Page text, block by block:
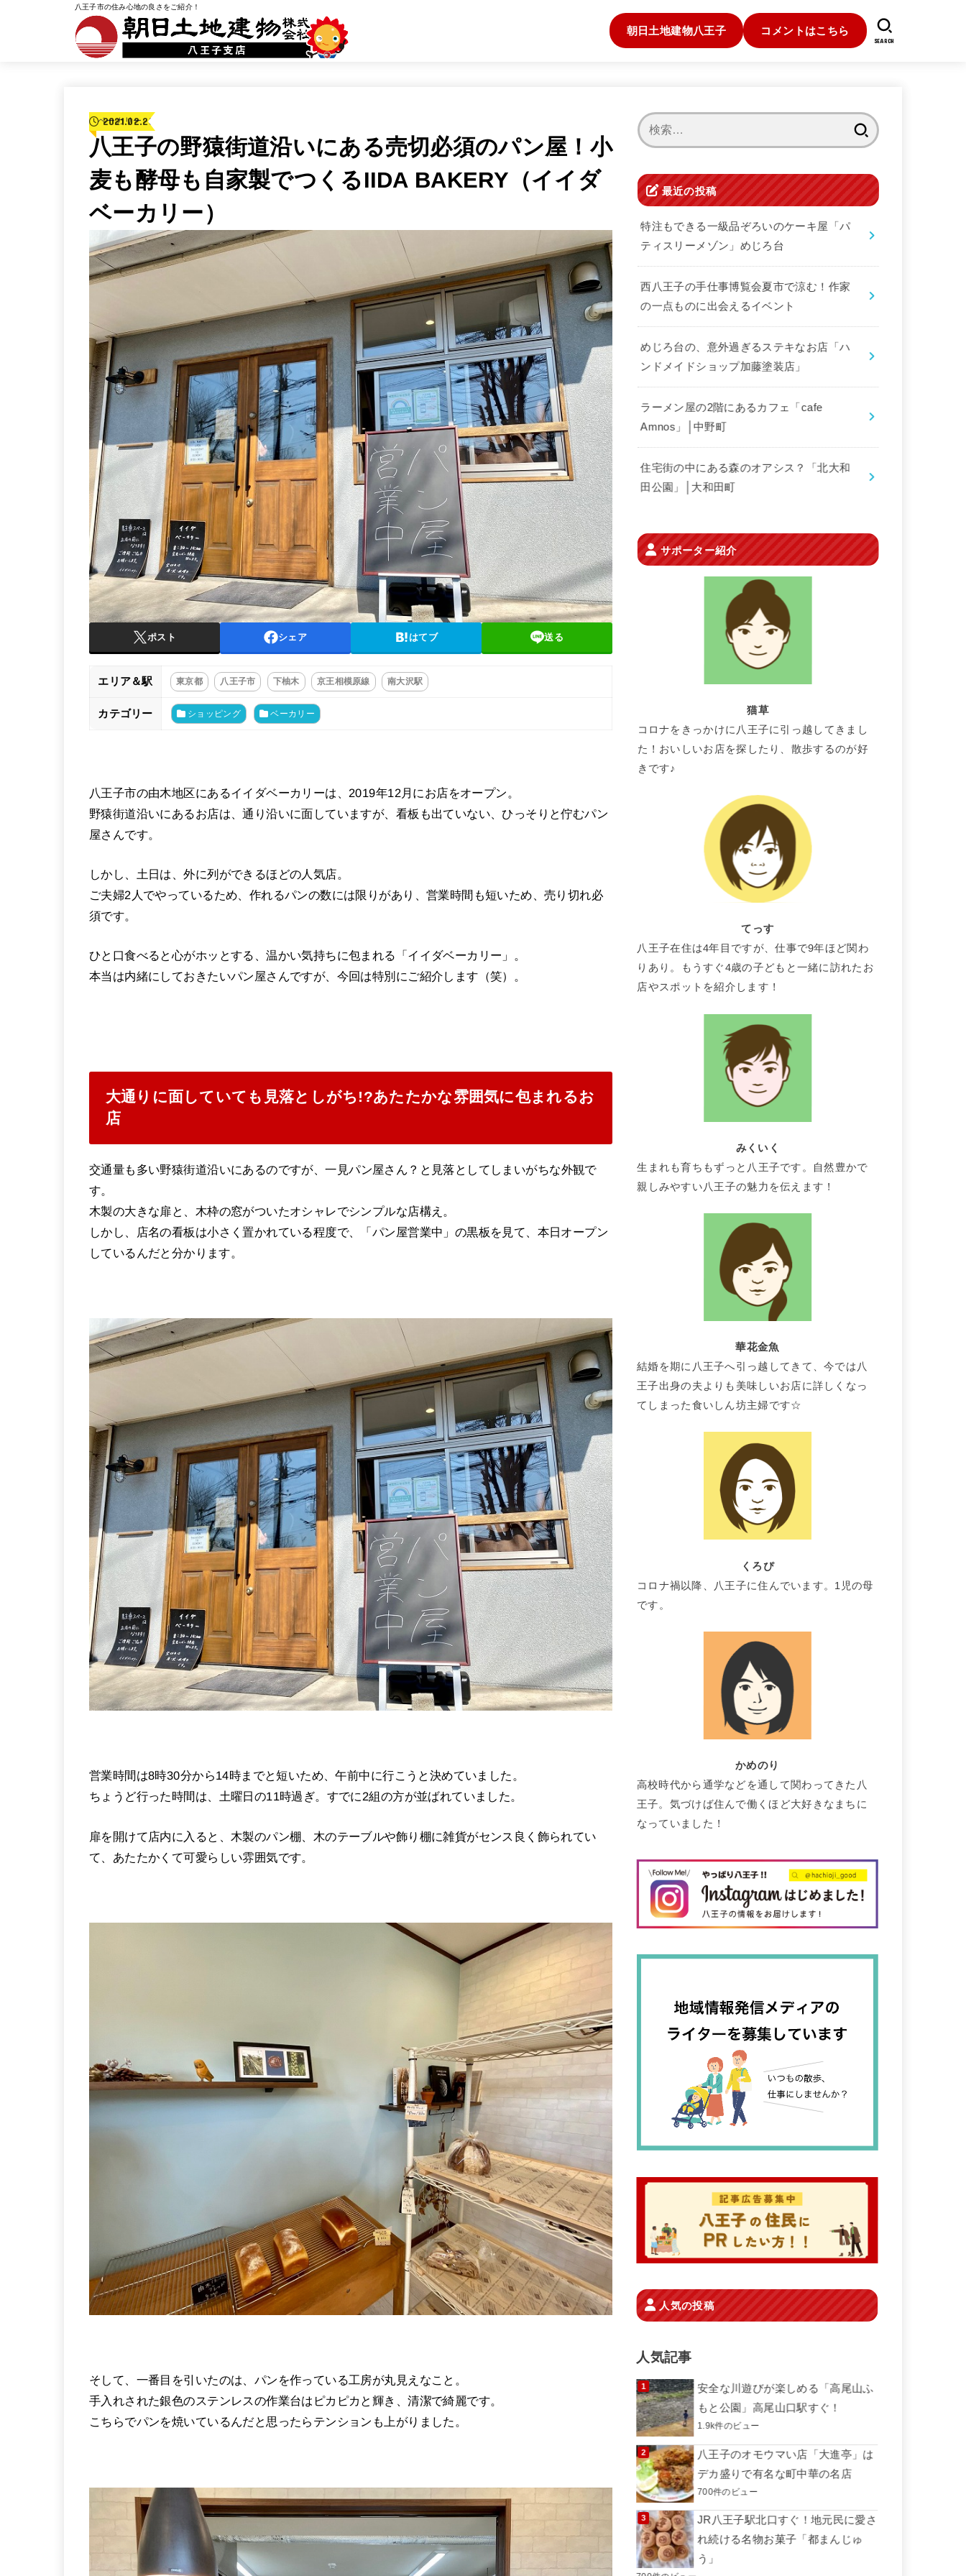
八王子市の住み心地の良さをご紹介！
朝日土地建物八王子 コメントはこちら
SEARCH
ベーカリー
2021.02.25
八王子の野猿街道沿いにある売切必須のパン屋！小
麦も酵母も自家製でつくるIIDA BAKERY（イイダ
ベーカリー）
ポスト シェア はてブ 送る
エリア＆駅 東京都 八王子市 下柚木 京王相模原線 南大沢駅
カテゴリー ショッピング ベーカリー
八王子市の由木地区にあるイイダベーカリーは、2019年12月にお店をオープン。
野猿街道沿いにあるお店は、通り沿いに面していますが、看板も出ていない、ひっそりと佇むパン
屋さんです。
しかし、土日は、外に列ができるほどの人気店。
ご夫婦2人でやっているため、作れるパンの数には限りがあり、営業時間も短いため、売り切れ必
須です。
ひと口食べると心がホッとする、温かい気持ちに包まれる「イイダベーカリー」。
本当は内緒にしておきたいパン屋さんですが、今回は特別にご紹介します（笑）。
大通りに面していても見落としがち!?あたたかな雰囲気に包まれるお
店
交通量も多い野猿街道沿いにあるのですが、一見パン屋さん？と見落としてしまいがちな外観で
す。
木製の大きな扉と、木枠の窓がついたオシャレでシンプルな店構え。
しかし、店名の看板は小さく置かれている程度で、「パン屋営業中」の黒板を見て、本日オープン
しているんだと分かります。
営業時間は8時30分から14時までと短いため、午前中に行こうと決めていました。
ちょうど行った時間は、土曜日の11時過ぎ。すでに2組の方が並ばれていました。
扉を開けて店内に入ると、木製のパン棚、木のテーブルや飾り棚に雑貨がセンス良く飾られてい
て、あたたかくて可愛らしい雰囲気です。
そして、一番目を引いたのは、パンを作っている工房が丸見えなこと。
手入れされた銀色のステンレスの作業台はピカピカと輝き、清潔で綺麗です。
こちらでパンを焼いているんだと思ったらテンションも上がりました。
最近の投稿
特注もできる一級品ぞろいのケーキ屋「パ
ティスリーメゾン」めじろ台
西八王子の手仕事博覧会夏市で涼む！作家
の一点ものに出会えるイベント
めじろ台の、意外過ぎるステキなお店「ハ
ンドメイドショップ加藤塗装店」
ラーメン屋の2階にあるカフェ「cafe
Amnos」│中野町
住宅街の中にある森のオアシス？「北大和
田公園」│大和田町
サポーター紹介
猫草
コロナをきっかけに八王子に引っ越してきまし
た！おいしいお店を探したり、散歩するのが好
きです♪
てっす
八王子在住は4年目ですが、仕事で9年ほど関わ
りあり。もうすぐ4歳の子どもと一緒に訪れたお
店やスポットを紹介します！
みくいく
生まれも育ちもずっと八王子です。自然豊かで
親しみやすい八王子の魅力を伝えます！
華花金魚
結婚を期に八王子へ引っ越してきて、今では八
王子出身の夫よりも美味しいお店に詳しくなっ
てしまった食いしん坊主婦です☆
くろぴ
コロナ禍以降、八王子に住んでいます。1児の母
です。
かめのり
高校時代から通学などを通して関わってきた八
王子。気づけば住んで働くほど大好きなまちに
なっていました！
人気の投稿
人気記事
安全な川遊びが楽しめる「高尾山ふ
もと公園」高尾山口駅すぐ！
1.9k件のビュー
八王子のオモウマい店「大進亭」は
デカ盛りで有名な町中華の名店
700件のビュー
JR八王子駅北口すぐ！地元民に愛さ
れ続ける名物お菓子「都まんじゅ
う」